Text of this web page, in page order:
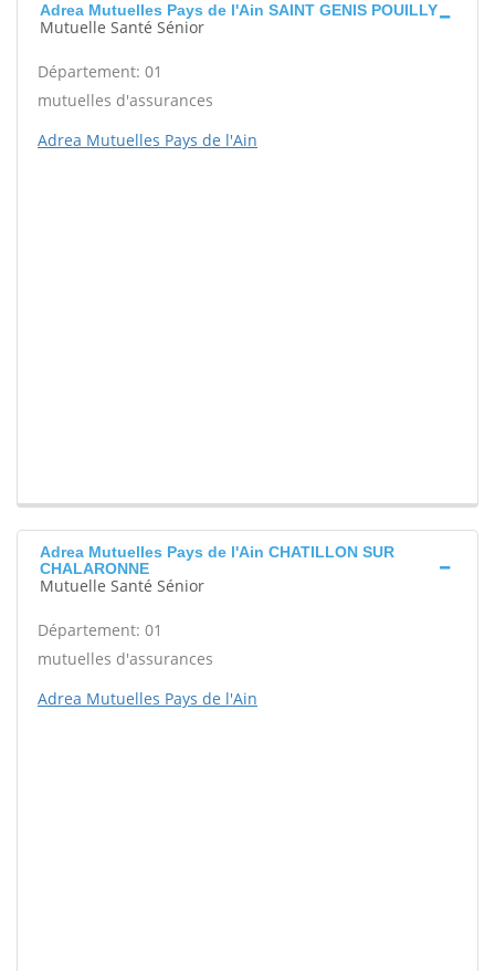
Adrea Mutuelles Pays de l'Ain SAINT GENIS POUILLY
Mutuelle Santé Sénior
Département: 01
mutuelles d'assurances
Adrea Mutuelles Pays de l'Ain
Adrea Mutuelles Pays de l'Ain CHATILLON SUR
CHALARONNE
Mutuelle Santé Sénior
Département: 01
mutuelles d'assurances
Adrea Mutuelles Pays de l'Ain